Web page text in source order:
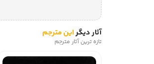
آثار دیگراین مترجم
تازه ترین آثار مترجم